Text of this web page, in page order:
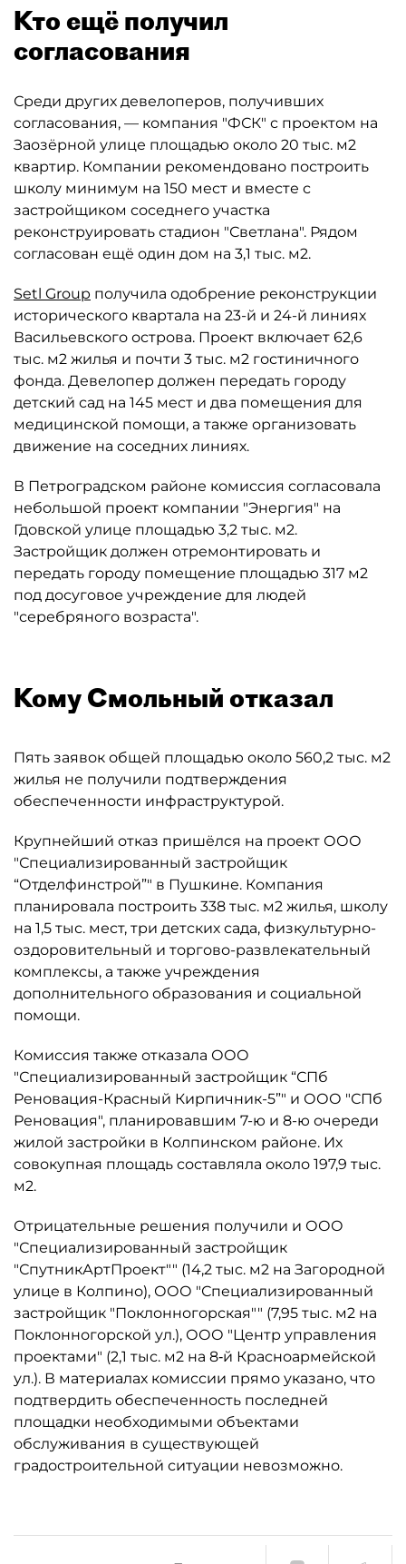
Кто ещё получил
согласования
Среди других девелоперов, получивших
согласования, — компания "ФСК" с проектом на
Заозёрной улице площадью около 20 тыс. м2
квартир. Компании рекомендовано построить
школу минимум на 150 мест и вместе с
застройщиком соседнего участка
реконструировать стадион "Светлана". Рядом
согласован ещё один дом на 3,1 тыс. м2.
Setl Group получила одобрение реконструкции
исторического квартала на 23-й и 24-й линиях
Васильевского острова. Проект включает 62,6
тыс. м2 жилья и почти 3 тыс. м2 гостиничного
фонда. Девелопер должен передать городу
детский сад на 145 мест и два помещения для
медицинской помощи, а также организовать
движение на соседних линиях.
В Петроградском районе комиссия согласовала
небольшой проект компании "Энергия" на
Гдовской улице площадью 3,2 тыс. м2.
Застройщик должен отремонтировать и
передать городу помещение площадью 317 м2
под досуговое учреждение для людей
"серебряного возраста".
Кому Смольный отказал
Пять заявок общей площадью около 560,2 тыс. м2
жилья не получили подтверждения
обеспеченности инфраструктурой.
Крупнейший отказ пришёлся на проект ООО
"Специализированный застройщик
“Отделфинстрой”" в Пушкине. Компания
планировала построить 338 тыс. м2 жилья, школу
на 1,5 тыс. мест, три детских сада, физкультурно-
оздоровительный и торгово-развлекательный
комплексы, а также учреждения
дополнительного образования и социальной
помощи.
Комиссия также отказала ООО
"Специализированный застройщик “СПб
Реновация-Красный Кирпичник-5”" и ООО "СПб
Реновация", планировавшим 7-ю и 8-ю очереди
жилой застройки в Колпинском районе. Их
совокупная площадь составляла около 197,9 тыс.
м2.
Отрицательные решения получили и ООО
"Специализированный застройщик
"СпутникАртПроект"" (14,2 тыс. м2 на Загородной
улице в Колпино), ООО "Специализированный
застройщик "Поклонногорская"" (7,95 тыс. м2 на
Поклонногорской ул.), ООО "Центр управления
проектами" (2,1 тыс. м2 на 8‑й Красноармейской
ул.). В материалах комиссии прямо указано, что
подтвердить обеспеченность последней
площадки необходимыми объектами
обслуживания в существующей
градостроительной ситуации невозможно.